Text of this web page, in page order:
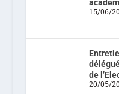
15/06/
de
20/05/